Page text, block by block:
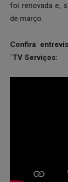
foi renovada e,
de março.
Confira
`TV Serviços: